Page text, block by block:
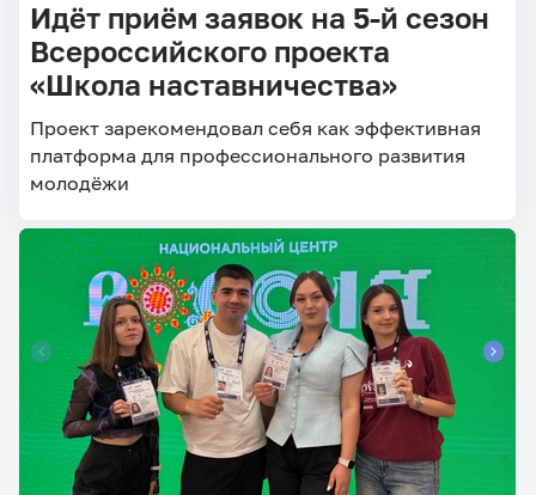
Идёт приём заявок на 5-й сезон
Всероссийского проекта
«Школа наставничества»
Проект зарекомендовал себя как эффективная
платформа для профессионального развития
молодёжи